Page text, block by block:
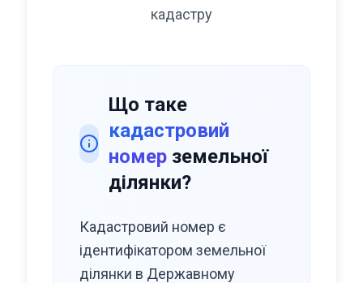
кадастру
Що таке
кадастровий
номер земельної
ділянки?
Кадастровий номер є
ідентифікатором земельної
ділянки в Державному